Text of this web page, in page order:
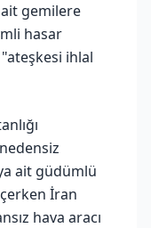
ait gemilere
hasar
ihlal
ait güdümlü
İran
hava aracı